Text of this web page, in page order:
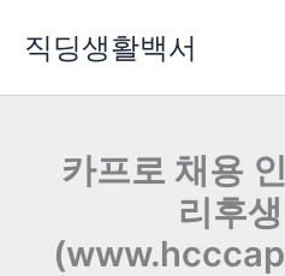
로
직딩생활백서
카프로 채용
리후